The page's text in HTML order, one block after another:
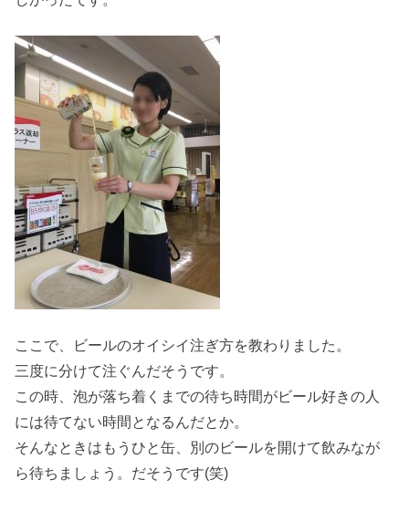
ここで、ビールのオイシイ注ぎ方を教わりました。
三度に分けて注ぐんだそうです。
この時、泡が落ち着くまでの待ち時間がビール好きの人
には待てない時間となるんだとか。
そんなときはもうひと缶、別のビールを開けて飲みなが
ら待ちましょう。だそうです(笑)